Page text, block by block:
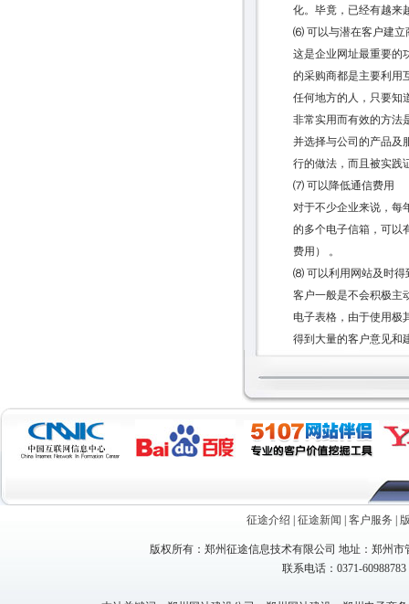
化。毕竟，已经有越来
⑹ 可以与潜在客户建立
这是企业网址最重要的
的采购商都是主要利用
任何地方的人，只要知
非常实用而有效的方法
并选择与公司的产品及
行的做法，而且被实践
⑺ 可以降低通信费用
对于不少企业来说，每
的多个电子信箱，可以
费用） 。
⑻ 可以利用网站及时得
客户一般是不会积极主
电子表格，由于使用极
得到大量的客户意见和
征途介绍 征途新闻 客户服务
版权所有：郑州征途信息技术有限公司 地址：郑州
联系电话：0371-